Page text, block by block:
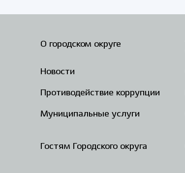
О городском округе
Новости
Противодействие коррупции
Муниципальные услуги
Гостям Городского округа